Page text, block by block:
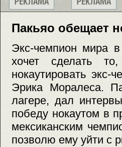
Пакьяо обещает
Экс-чемпион мира
хочет сделать
нокаутировать экс-
Эрика Моралеса.
лагере, дал
победу нокаутом в
мексиканским
позволю ему уйти с